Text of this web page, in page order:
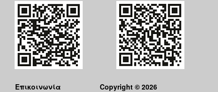
Επικοινωνία
Copyright © 2026